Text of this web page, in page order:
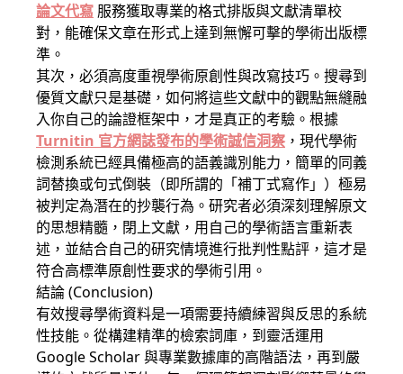
論文代寫 服務獲取專業的格式排版與文獻清單校
對，能確保文章在形式上達到無懈可擊的學術出版標
準。
其次，必須高度重視學術原創性與改寫技巧。搜尋到
優質文獻只是基礎，如何將這些文獻中的觀點無縫融
入你自己的論證框架中，才是真正的考驗。根據
Turnitin 官方網誌發布的學術誠信洞察 ，現代學術
檢測系統已經具備極高的語義識別能力，簡單的同義
詞替換或句式倒裝（即所謂的「補丁式寫作」）極易
被判定為潛在的抄襲行為。研究者必須深刻理解原文
的思想精髓，閉上文獻，用自己的學術語言重新表
述，並結合自己的研究情境進行批判性點評，這才是
符合高標準原創性要求的學術引用。
結論 (Conclusion)
有效搜尋學術資料是一項需要持續練習與反思的系統
性技能。從構建精準的檢索詞庫，到靈活運用
Google Scholar 與專業數據庫的高階語法，再到嚴